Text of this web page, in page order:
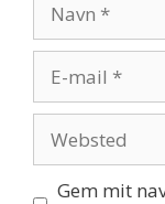
mail
Gem mit